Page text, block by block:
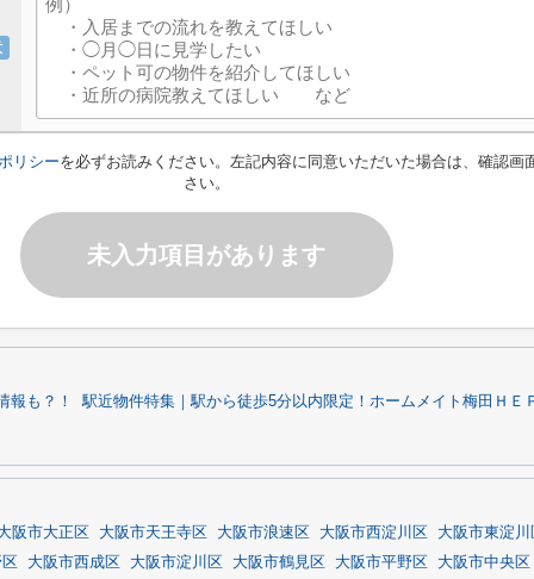
リシーを必ずお読みください。左記内容に同意いただいた場合は、確認画
さい。
未入力項目があります
報も？！
駅近物件特集｜駅から徒歩5分以内限定！ホームメイト梅田ＨＥ
阪市大正区 大阪市天王寺区 大阪市浪速区 大阪市西淀川区
大阪市東淀川
大阪市西成区 大阪市淀川区 大阪市鶴見区 大阪市平野区 大阪市中央区